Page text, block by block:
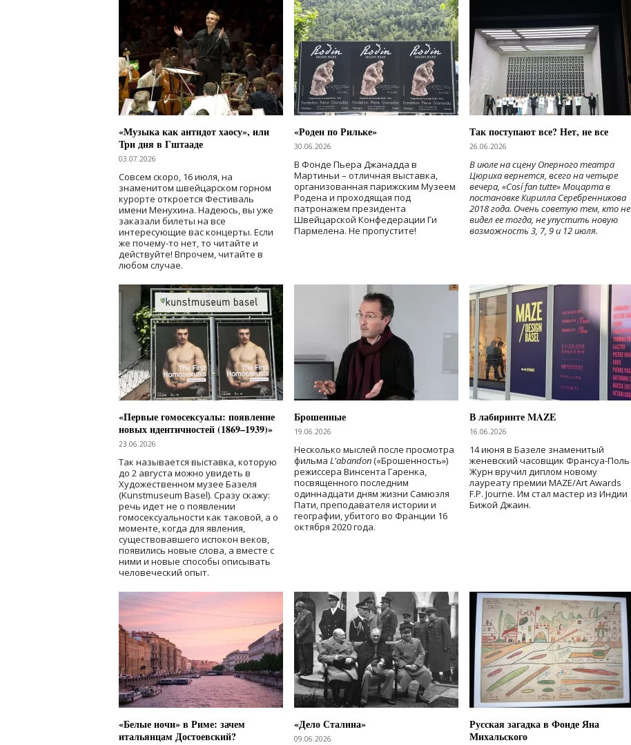
«Музыка как антидот хаосу», или
Три дня в Гштааде
03.07.2026
Совсем скоро, 16 июля, на
знаменитом швейцарском горном
курорте откроется Фестиваль
имени Менухина. Надеюсь, вы уже
заказали билеты на все
интересующие вас концерты. Если
же почему-то нет, то читайте и
действуйте! Впрочем, читайте в
любом случае.
«Роден по Рильке»
30.06.2026
В Фонде Пьера Джанадда в
Мартиньи – отличная выставка,
организованная парижским Музеем
Родена и проходящая под
патронажем президента
Швейцарской Конфедерации Ги
Пармелена. Не пропустите!
Так поступают все? Нет, не все
26.06.2026
В июле на сцену Оперного театра
Цюриха вернется, всего на четыре
вечера, «Cosí fan tutte» Моцарта в
постановке Кирилла Серебренникова
2018 года. Очень советую тем, кто не
видел ее тогда, не упустить новую
возможность 3, 7, 9 и 12 июля.
«Первые гомосексуалы: появление
новых идентичностей (1869–1939)»
23.06.2026
Так называется выставка, которую
до 2 августа можно увидеть в
Художественном музее Базеля
(Kunstmuseum Basel). Сразу скажу:
речь идет не о появлении
гомосексуальности как таковой, а о
моменте, когда для явления,
существовавшего испокон веков,
появились новые слова, а вместе с
ними и новые способы описывать
человеческий опыт.
Брошенные
19.06.2026
Несколько мыслей после просмотра
фильма L'abandon(«Брошенность»)
режиссера Винсента Гаренка,
посвященного последним
одиннадцати дням жизни Самюэля
Пати, преподавателя истории и
географии, убитого во Франции 16
октября 2020 года.
В лабиринте MAZE
16.06.2026
14 июня в Базеле знаменитый
женевский часовщик Франсуа-Поль
Журн вручил диплом новому
лауреату премии MAZE/Art Awards
F.P. Journe. Им стал мастер из Индии
Бижой Джаин.
«Белые ночи» в Риме: зачем
итальянцам Достоевский?
«Дело Сталина»
09.06.2026
Русская загадка в Фонде Яна
Михальского